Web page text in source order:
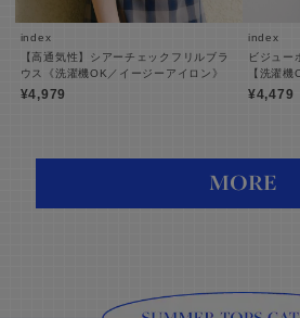
index
【高通気性】シアーチェックフリルブラ
ウス《洗濯機OK／イージーアイロン》
¥4,979
index
ビジュー
【洗濯
¥4,479
MORE